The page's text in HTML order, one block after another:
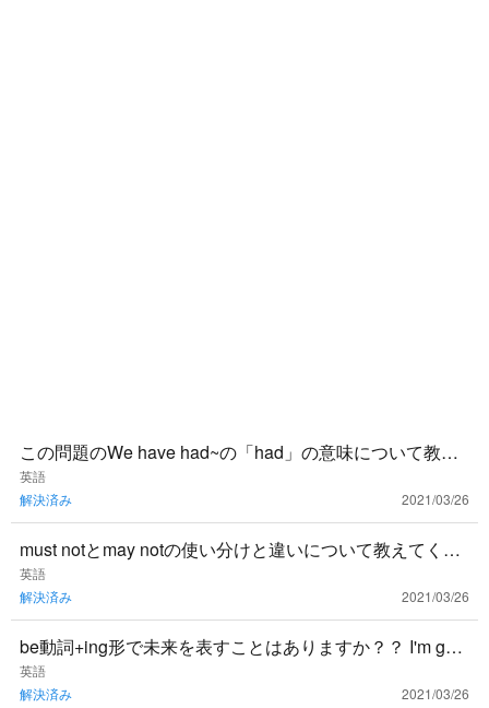
この問題のWe have had~の「had」の意味について教え
てください。 1週間以上もほとんど雪が降っていませ
ん。
英語
解決済み
2021/03/26
must notとmay notの使い分けと違いについて教えてくだ
さい。
英語
解決済み
2021/03/26
be動詞+ing形で未来を表すことはありますか？？ I'm goin
g to NY next month.→来月ニューヨ
英語
解決済み
2021/03/26